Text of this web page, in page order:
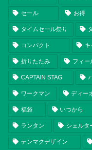
セール お得
タイムセール祭り
コンパクト キ
折りたたみ フィー
CAPTAIN STAG
ワークマン ディー
福袋 いつから
ランタン シェルタ
テンマクデザイン